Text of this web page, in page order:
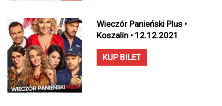
Wieczór Panieński Plus •
Koszalin • 12.12.2021
KUP BILET